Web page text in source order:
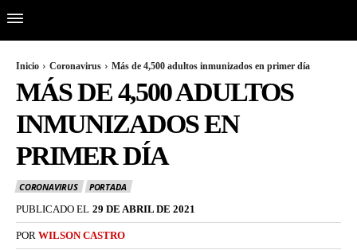
Inicio Coronavirus Más de 4,500 adultos inmunizados en primer día
MÁS DE 4,500 ADULTOS
INMUNIZADOS EN
PRIMER DÍA
CORONAVIRUS
PORTADA
PUBLICADO EL 29 DE ABRIL DE 2021
POR WILSON CASTRO